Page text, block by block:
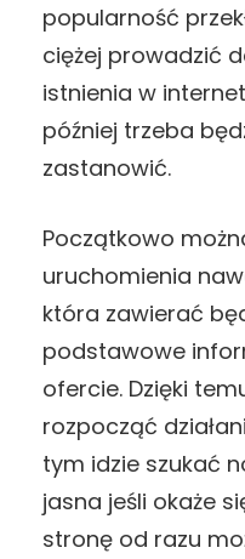
popularność
ciężej prowadzić
istnienia w
później trzeba
zastanowić.
Początkowo
uruchomienia
która zawierać
podstawowe
ofercie. Dzięki
rozpocząć
tym idzie szukać
jasna jeśli okaże
stronę od razu